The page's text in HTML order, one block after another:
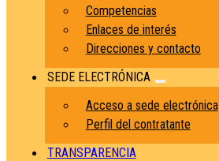
Competencias
Enlaces de interés
Direcciones y contacto
SEDE ELECTRÓNICA
Acceso a sede electrónica
Perfil del contratante
TRANSPARENCIA